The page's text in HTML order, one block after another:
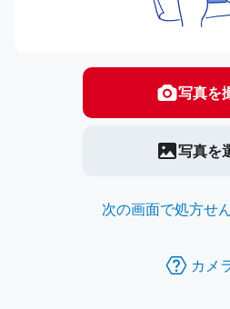
写真を
写真を
次の画面で処方せ
カメ